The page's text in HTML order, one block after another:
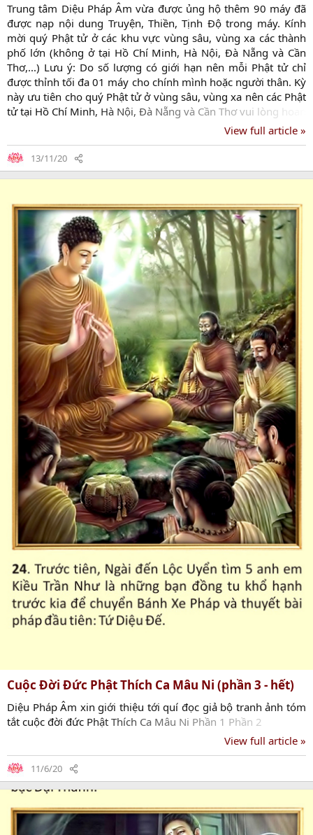
Trung tâm Diệu Pháp Âm vừa được ủng hộ thêm 90 máy đã
được nạp nội dung Truyện, Thiền, Tịnh Độ trong máy. Kính
mời quý Phật tử ở các khu vực vùng sâu, vùng xa các thành
phố lớn (không ở tại Hồ Chí Minh, Hà Nội, Đà Nẵng và Cần
Thơ,...) Lưu ý: Do số lượng có giới hạn nên mỗi Phật tử chỉ
được thỉnh tối đa 01 máy cho chính mình hoặc người thân. Kỳ
này ưu tiên cho quý Phật tử ở vùng sâu, vùng xa nên các Phật
tử tại Hồ Chí Minh, Hà Nội, Đà Nẵng và Cần Thơ vui lòng hoan
hỷ không đăng ký, để suất dành cho các Phật tử ở nơi xa xôi.
người đăng ký sau khi chương trình đăng ký kết thúc. Trung
tâm chỉ nhận gửi đến quý Phật tử sinh sống ở Việt Nam. Đăng
View full article »
13/11/20
Cuộc Đời Đức Phật Thích Ca Mâu Ni (phần 3 - hết)
Diệu Pháp Âm xin giới thiệu tới quí đọc giả bộ tranh ảnh tóm
tắt cuộc đời đức Phật Thích Ca Mâu Ni Phần 1 Phần 2
View full article »
11/6/20